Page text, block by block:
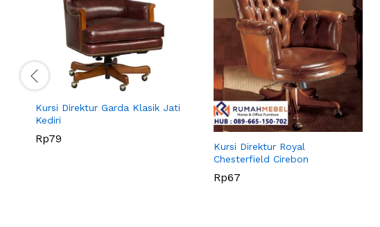
Kursi Direktur Garda Klasik Jati
Kediri
Rp79
Kursi Direktur Royal
Chesterfield Cirebon
Rp67